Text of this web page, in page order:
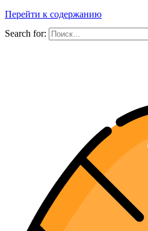
Перейти к содержанию
Search for: